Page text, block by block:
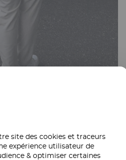
2 3 4
site des cookies et traceurs
expérience utilisateur de
& optimiser certaines